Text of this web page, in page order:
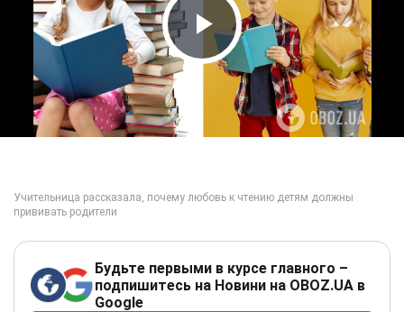
Play Video
Будьте первыми в курсе главного –
подпишитесь на Новини на OBOZ.UA в
Google